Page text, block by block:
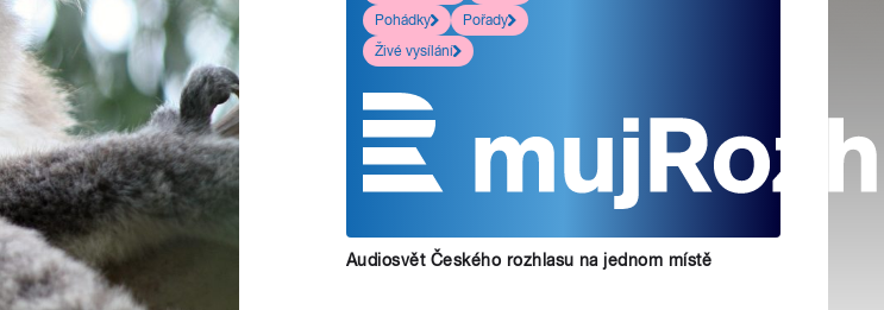
Pohádky
Pořady
Živé vysílání
Audiosvět Českého rozhlasu na jednom místě